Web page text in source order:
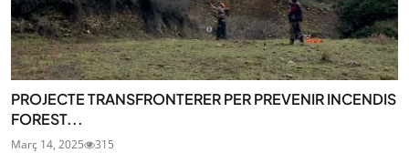
PROJECTE TRANSFRONTERER PER PREVENIR INCENDIS
FOREST...
Març 14, 2025 315